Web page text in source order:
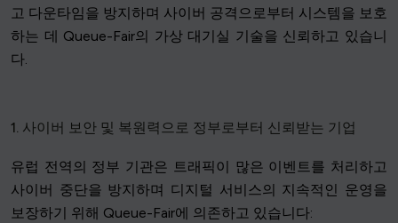
고 다운타임을 방지하며 사이버 공격으로부터 시스템을 보호
하는 데 Queue-Fair의 가상 대기실 기술을 신뢰하고 있습니
다.
1. 사이버 보안 및 복원력으로 정부로부터 신뢰받는 기업
유럽 전역의 정부 기관은 트래픽이 많은 이벤트를 처리하고
사이버 중단을 방지하며 디지털 서비스의 지속적인 운영을
보장하기 위해 Queue-Fair에 의존하고 있습니다: